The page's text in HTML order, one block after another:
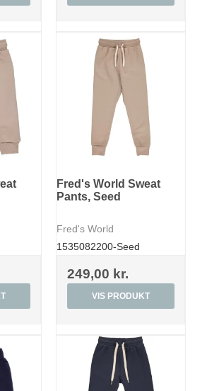
Fred's World Sweat
Pants, Seed
Fred's World
1535082200-Seed
249,00 kr.
VIS PRODUKT